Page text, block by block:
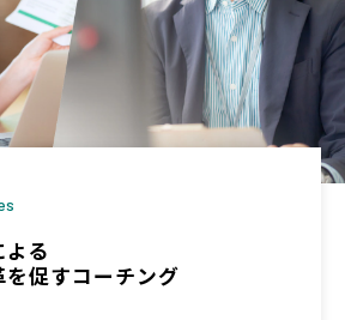
る
促すコーチング